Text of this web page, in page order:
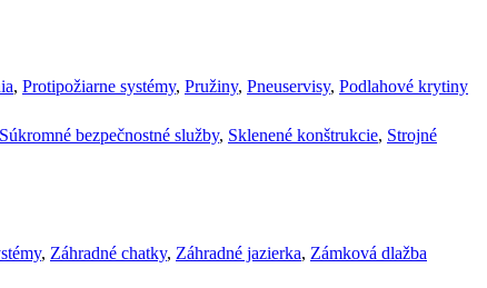
, Protipožiarne systémy, Pružiny, Pneuservisy, Podlahové krytiny
Súkromné bezpečnostné služby, Sklenené konštrukcie, Strojné
, Záhradné chatky, Záhradné jazierka, Zámková dlažba